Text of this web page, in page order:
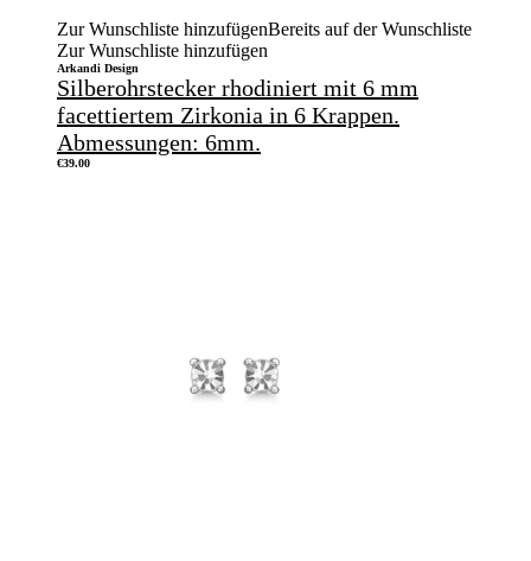
Zur Wunschliste hinzufügenBereits auf der Wunschliste
Zur Wunschliste hinzufügen
Arkandi Design
Silberohrstecker rhodiniert mit 6 mm
facettiertem Zirkonia in 6 Krappen.
Abmessungen: 6mm.
€39.00